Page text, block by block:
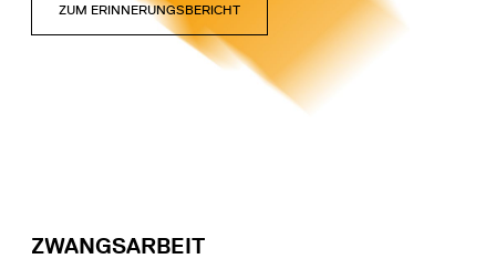
ZUM ERINNERUNGSBERICHT
ZWANGSARBEIT